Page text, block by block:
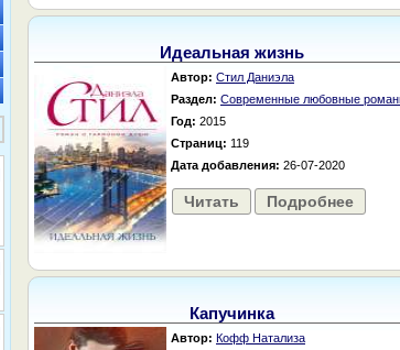
Идеальная жизнь
Автор: Стил Даниэла
Раздел: Современные любовные
Год: 2015
Страниц: 119
Дата добавления: 26-07-2020
Читать Подробнее
Капучинка
Автор: Кофф Натализа